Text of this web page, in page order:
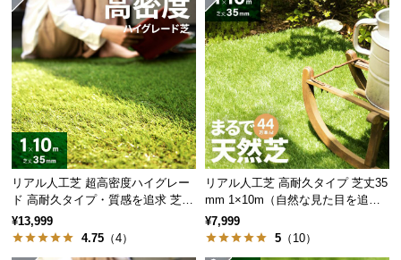
ポ
ー
ト
お
知
ら
プレーン葉
グリーン
20%
プレーン葉
フレッシュ
グリーン
20%
プレーン葉
オリーブ
グリーン
20%
グリーン
20%
リアル人工芝 超高密度ハイグレー
ド 高耐久タイプ・質感を追求 芝丈
35mm 1×10m
¥13,999
4.75 （4）
リアル人工芝 高耐久タイプ 芝丈35
mm 1×10m（自然な見た目を追
求・U字ピン付属）
¥7,999
5 （10）